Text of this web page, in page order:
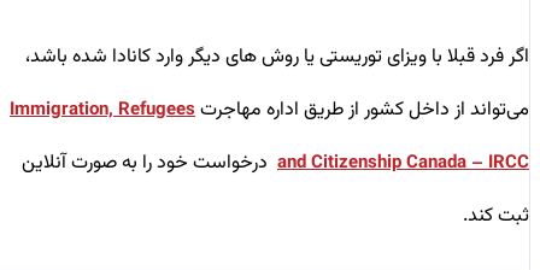
اگر فرد قبلا با ویزای توریستی یا روش های دیگر وارد کانادا شده باشد،
می‌تواند از داخل کشور از طریق اداره مهاجرتImmigration, Refugees
and Citizenship Canada – IRCCدرخواست خود را به ‌صورت آنلاین
ثبت کند.